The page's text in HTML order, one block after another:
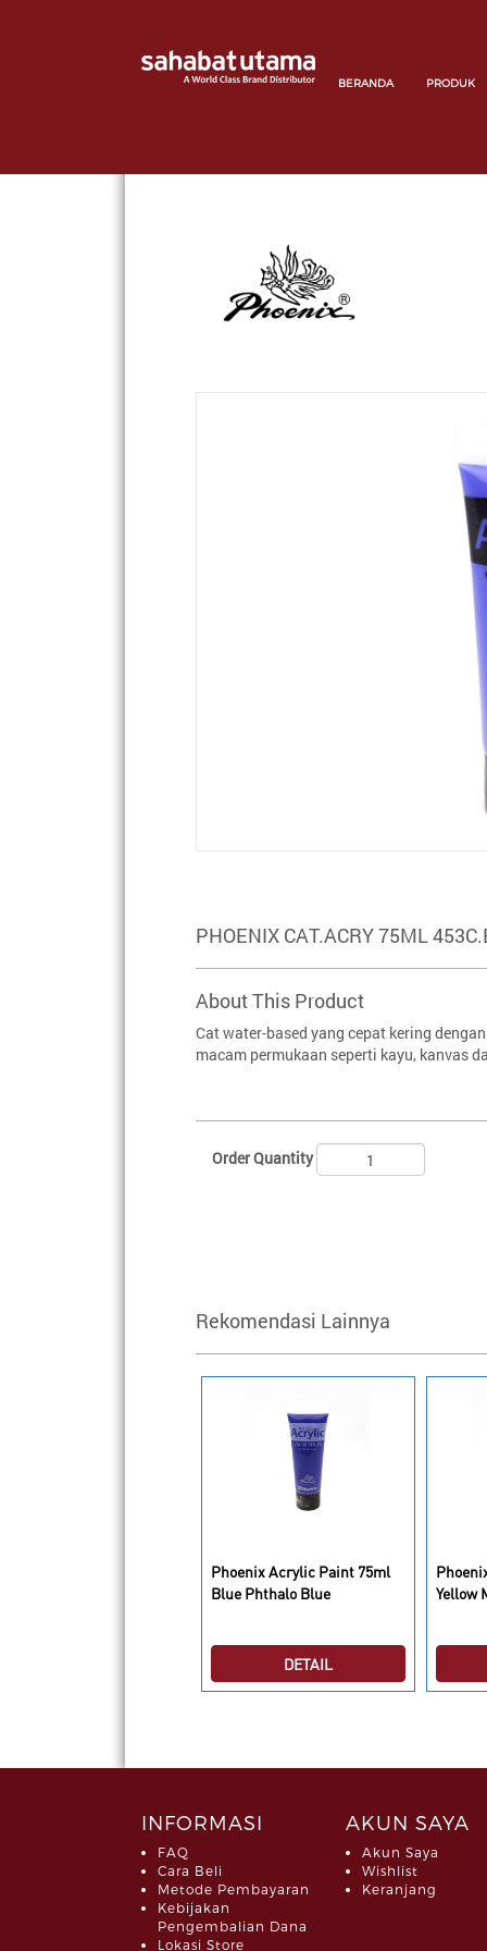
BERANDA PRODUK
PHOENIX CAT.ACRY 75ML
About This Product
Cat water-based yang cepat kering
macam permukaan seperti kayu, kanvas
Order Quantity
Rekomendasi Lainnya
Phoenix Acrylic Paint 75ml
Blue Phthalo Blue
DETAIL
Yellow
INFORMASI
FAQ
Cara Beli
Metode Pembayaran
Kebijakan
Pengembalian Dana
Lokasi Store
AKUN SAYA
Akun Saya
Wishlist
Keranjang